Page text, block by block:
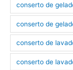
conserto de
conserto de
conserto de
conserto de